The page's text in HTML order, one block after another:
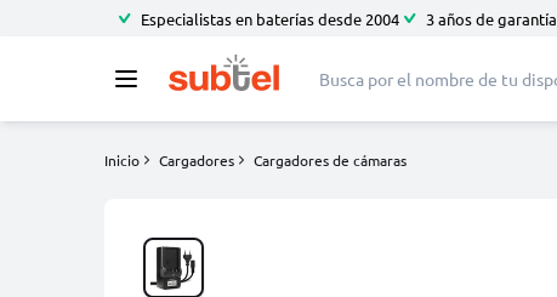
Especialistas en baterías desde 2004 3 años de garantía
Inicio Cargadores Cargadores de cámaras